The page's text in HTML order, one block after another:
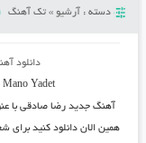
دسته : آرشیو » تک آهنگ
دانلود
Mano Yadet
آهنگ جدید رضا صادقیبا
همین الان دانلود کنید